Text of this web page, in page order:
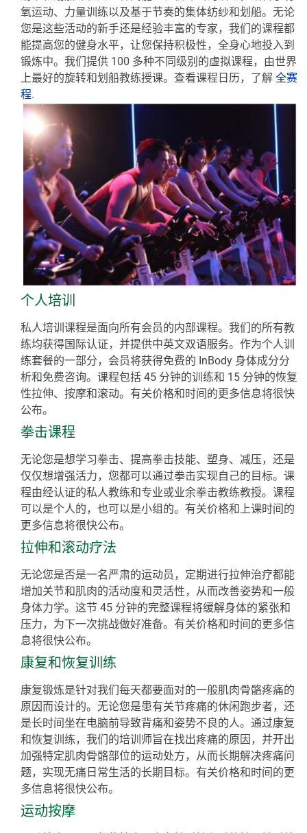
氧运动、力量训练以及基于节奏的集体纺纱和划船。无论
您是这些活动的新手还是经验丰富的专家，我们的课程都
能提高您的健身水平，让您保持积极性，全身心地投入到
锻炼中。我们提供 100 多种不同级别的虚拟课程，由世界
上最好的旋转和划船教练授课。查看课程日历，了解 全赛
程.
个人培训
私人培训课程是面向所有会员的内部课程。我们的所有教
练均获得国际认证，并提供中英文双语服务。作为个人训
练套餐的一部分，会员将获得免费的 InBody 身体成分分
析和免费咨询。课程包括 45 分钟的训练和 15 分钟的恢复
性拉伸、按摩和滚动。有关价格和时间的更多信息将很快
公布。
拳击课程
无论您是想学习拳击、提高拳击技能、塑身、减压，还是
仅仅想增强活力，您都可以通过拳击实现自己的目标。课
程由经认证的私人教练和专业或业余拳击教练教授。课程
可以是个人的，也可以是小组的。有关价格和上课时间的
更多信息将很快公布。
拉伸和滚动疗法
无论您是否是一名严肃的运动员，定期进行拉伸治疗都能
增加关节和肌肉的活动度和灵活性，从而改善姿势和一般
身体力学。这节 45 分钟的完整课程将缓解身体的紧张和
压力，为下一次挑战做好准备。有关价格和时间的更多信
息将很快公布。
康复和恢复训练
康复锻炼是针对我们每天都要面对的一般肌肉骨骼疼痛的
原因而设计的。无论您是患有关节疼痛的休闲跑步者，还
是长时间坐在电脑前导致背痛和姿势不良的人。通过康复
和恢复训练，我们的培训师旨在找出疼痛的原因，并开出
加强特定肌肉骨骼部位的运动处方，从而长期解决疼痛问
题，实现无痛日常生活的长期目标。有关价格和时间的更
多信息将很快公布。
运动按摩